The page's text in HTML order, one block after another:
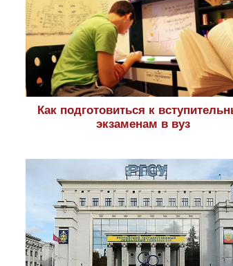
Как подготовиться к
экзаменам в вуз